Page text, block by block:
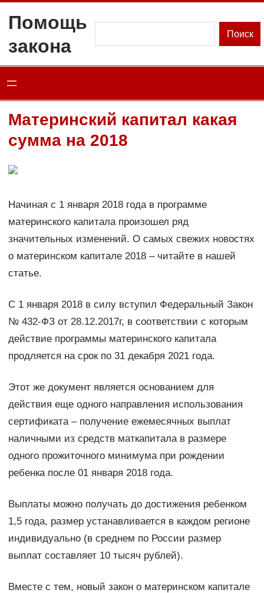
содержимому
Помощь
закона
Поиск
Материнский капитал какая
сумма на 2018
Начиная с 1 января 2018 года в программе
материнского капитала произошел ряд
значительных изменений. О самых свежих новостях
о материнском капитале 2018 – читайте в нашей
статье.
С 1 января 2018 в силу вступил Федеральный Закон
№ 432-ФЗ от 28.12.2017г, в соответствии с которым
действие программы материнского капитала
продляется на срок по 31 декабря 2021 года.
Этот же документ является основанием для
действия еще одного направления использования
сертификата – получение ежемесячных выплат
наличными из средств маткапитала в размере
одного прожиточного минимума при рождении
ребенка после 01 января 2018 года.
Выплаты можно получать до достижения ребенком
1,5 года, размер устанавливается в каждом регионе
индивидуально (в среднем по России размер
выплат составляет 10 тысяч рублей).
Вместе с тем, новый закон о материнском капитале